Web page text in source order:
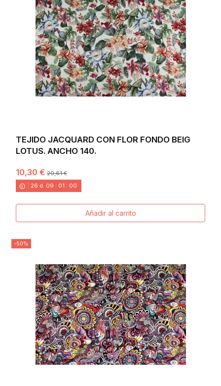
TEJIDO JACQUARD CON FLOR FONDO BEIG
LOTUS. ANCHO 140.
10,30 €20,61 €
26 d. 09 : 00 :58
Añadir al carrito
-50%